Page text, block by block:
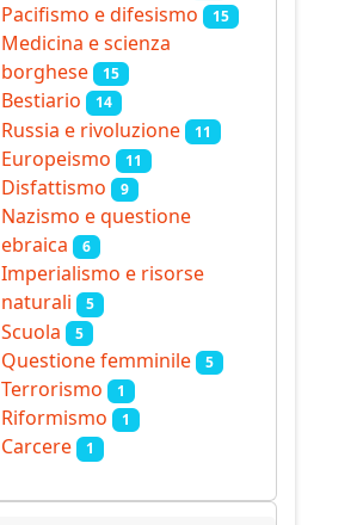
Pacifismo e difesismo 15
Medicina e scienza
borghese
15
Bestiario 14
Russia e rivoluzione 11
Europeismo 11
Disfattismo 9
Nazismo e questione
ebraica
6
Imperialismo e risorse
naturali
5
Scuola 5
Questione femminile 5
Terrorismo 1
Riformismo 1
Carcere 1